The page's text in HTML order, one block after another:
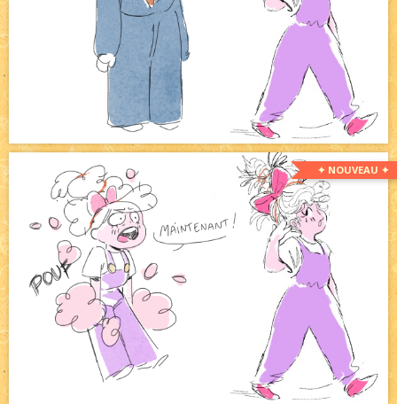
✦ NOUVEAU ✦